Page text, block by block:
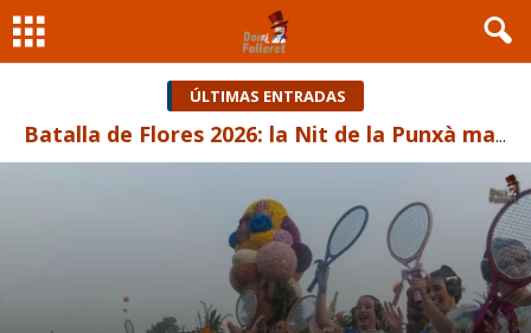
ÚLTIMAS ENTRADAS
Las Fallas de Valencia NO aprueban 3 días de ofrenda